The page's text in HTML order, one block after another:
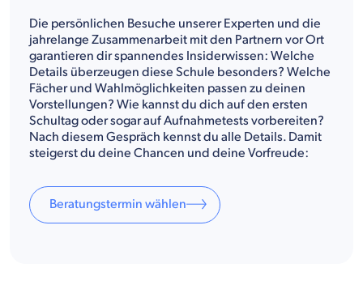
Die persönlichen Besuche unserer Experten und die
jahrelange Zusammenarbeit mit den Partnern vor Ort
garantieren dir spannendes Insiderwissen: Welche
Details überzeugen diese Schule besonders? Welche
Fächer und Wahlmöglichkeiten passen zu deinen
Vorstellungen? Wie kannst du dich auf den ersten
Schultag oder sogar auf Aufnahmetests vorbereiten?
Nach diesem Gespräch kennst du alle Details. Damit
steigerst du deine Chancen und deine Vorfreude:
Beratungstermin wählen